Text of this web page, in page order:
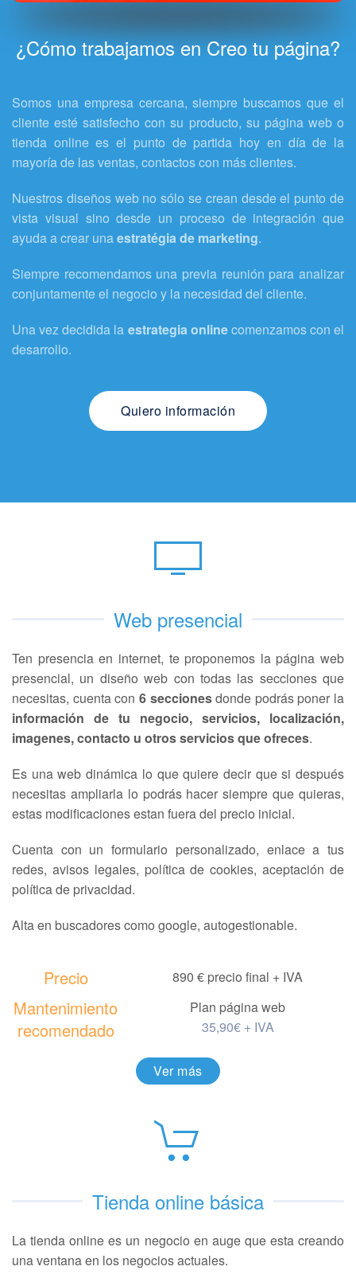
¿Cómo trabajamos en Creo tu página?
Somos una empresa cercana, siempre buscamos que el
cliente esté satisfecho con su producto, su página web o
tienda online es el punto de partida hoy en día de la
mayoría de las ventas, contactos con más clientes.
Nuestros diseños web no sólo se crean desde el punto de
vista visual sino desde un proceso de integración que
ayuda a crear unaestratégia de marketing.
Siempre recomendamos una previa reunión para analizar
conjuntamente el negocio y la necesidad del cliente.
Una vez decidida la estrategia onlinecomenzamos con el
desarrollo.
Quiero información
Web presencial
Ten presencia en internet, te proponemos la página web
presencial, un diseño web con todas las secciones que
necesitas, cuenta con 6 seccionesdonde podrás poner la
información de tu negocio, servicios, localización,
imagenes, contacto u otros servicios que ofreces.
Es una web dinámica lo que quiere decir que si después
necesitas ampliarla lo podrás hacer siempre que quieras,
estas modificaciones estan fuera del precio inicial.
Cuenta con un formulario personalizado, enlace a tus
redes, avisos legales, política de cookies, aceptación de
política de privacidad.
Alta en buscadores como google, autogestionable.
Precio 890 € precio final + IVA
Mantenimiento
recomendado
Plan página web
35,90€ + IVA
Ver más
Tienda online básica
La tienda online es un negocio en auge que esta creando
una ventana en los negocios actuales.